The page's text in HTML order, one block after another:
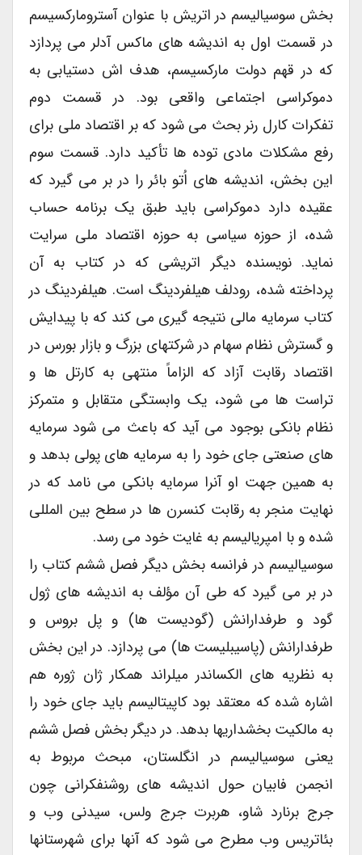
بخش سوسیالیسم در اتریش با عنوان آسترومارکسیسم
در قسمت اول به اندیشه های ماکس آدلر می پردازد
که در قهم دولت مارکسیسم، هدف اش دستیابی به
دموکراسی اجتماعی واقعی بود. در قسمت دوم
تفکرات کارل رنر بحث می شود که بر اقتصاد ملی برای
رفع مشکلات مادی توده ها تأکید دارد. قسمت سوم
این بخش، اندیشه های اُتو بائر را در بر می گیرد که
عقیده دارد دموکراسی باید طبق یک برنامه حساب
شده، از حوزه سیاسی به حوزه اقتصاد ملی سرایت
نماید. نویسنده دیگر اتریشی که در کتاب به آن
پرداخته شده، رودلف هیلفردینگ است. هیلفردینگ در
کتاب سرمایه مالی نتیجه گیری می کند که با پیدایش
و گسترش نظام سهام در شرکتهای بزرگ و بازار بورس در
اقتصاد رقابت آزاد که الزاماً منتهی به کارتل ها و
تراست ها می شود، یک وابستگی متقابل و متمرکز
نظام بانکی بوجود می آید که باعث می شود سرمایه
های صنعتی جای خود را به سرمایه های پولی بدهد و
به همین جهت او آنرا سرمایه بانکی می نامد که در
نهایت منجر به رقابت کنسرن ها در سطح بین المللی
شده و با امپریالیسم به غایت خود می رسد.
سوسیالیسم در فرانسه بخش دیگر فصل ششم کتاب را
در بر می گیرد که طی آن مؤلف به اندیشه های ژول
گود و طرفدارانش (گودیست ها) و پل بروس و
طرفدارانش (پاسیبلیست ها) می پردازد. در این بخش
به نظریه های الکساندر میلراند همکار ژان ژوره هم
اشاره شده که معتقد بود کاپیتالیسم باید جای خود را
به مالکیت بخشداریها بدهد. در دیگر بخش فصل ششم
یعنی سوسیالیسم در انگلستان، مبحث مربوط به
انجمن فابیان حول اندیشه های روشنفکرانی چون
جرج برنارد شاو، هربرت جرج ولس، سیدنی وب و
بئاتریس وب مطرح می شود که آنها برای شهرستانها